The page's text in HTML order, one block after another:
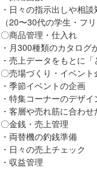
・日々の指示出しや相談
（20〜30代の学生・フ
〇商品管理・仕入れ
・月300種類のカタログ
・売上データをもとに
〇売場づくり・イベント
・季節イベントの企画
・特集コーナーのデザ
・客層や売れ筋に合わ
〇金銭・売上管理
・両替機の釣銭準備
・日々の売上チェック
・収益管理